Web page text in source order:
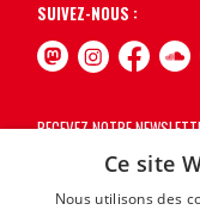
SUIVEZ-NOUS :
RECEVEZ NOTRE
Ce site
Nous utilisons des